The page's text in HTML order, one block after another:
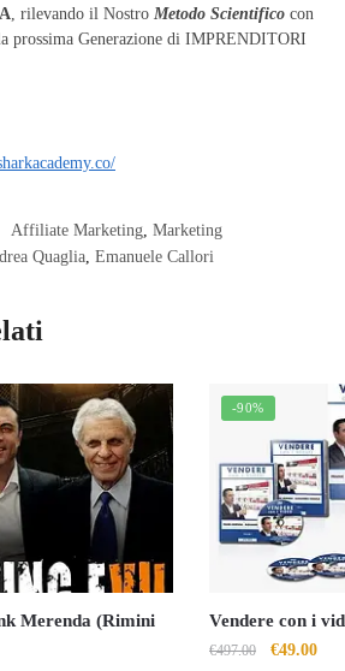
, rilevando il Nostro Metodo Scientifico con
prossima Generazione di IMPRENDITORI
Affiliate Marketing, Marketing
Quaglia Emanuele Callori
Merenda (Rimini
-90%
Vendere con i
€497.00
Il
€49.00Il